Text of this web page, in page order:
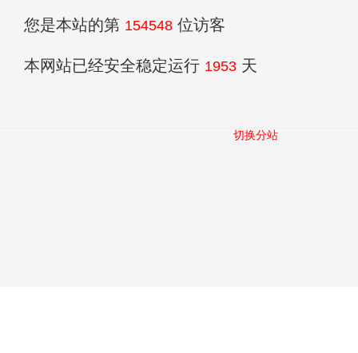
您是本站的第 154548 位访客
本网站已经安全稳定运行 1953 天
切换分站